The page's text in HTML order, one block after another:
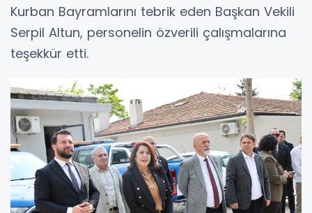
Kurban Bayramlarını tebrik eden Başkan Vekili
Serpil Altun, personelin özverili çalışmalarına
teşekkür etti.